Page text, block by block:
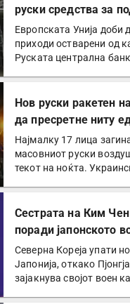
руски средства за
Европската Унија доби
приходи остварени од
Руската централна
Нов руски ракетен
да пресретне ниту
Најмалку 17 лица
масовниот руски
текот на ноќта.
Сестрата на Ким
поради јапонското
Северна Кореја упати
Јапонија, откако
зајакнува својот воен